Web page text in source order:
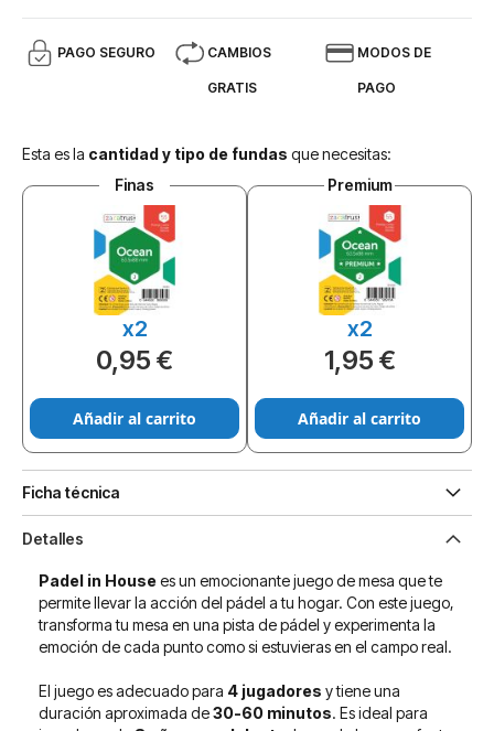
PAGO SEGURO CAMBIOS
GRATIS
MODOS DE
PAGO
Esta es la cantidad y tipo de fundas que necesitas:
Finas
x2
0,95 €
Añadir al carrito
Premium
x2
1,95 €
Añadir al carrito
Ficha técnica
Detalles
Padel in House es un emocionante juego de mesa que te
permite llevar la acción del pádel a tu hogar. Con este juego,
transforma tu mesa en una pista de pádel y experimenta la
emoción de cada punto como si estuvieras en el campo real.
El juego es adecuado para 4 jugadores y tiene una
duración aproximada de30-60 minutos. Es ideal para